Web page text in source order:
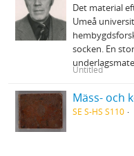
Det material
Umeå
socken. En
Untitled
Mäss- och
SE S-HS S110